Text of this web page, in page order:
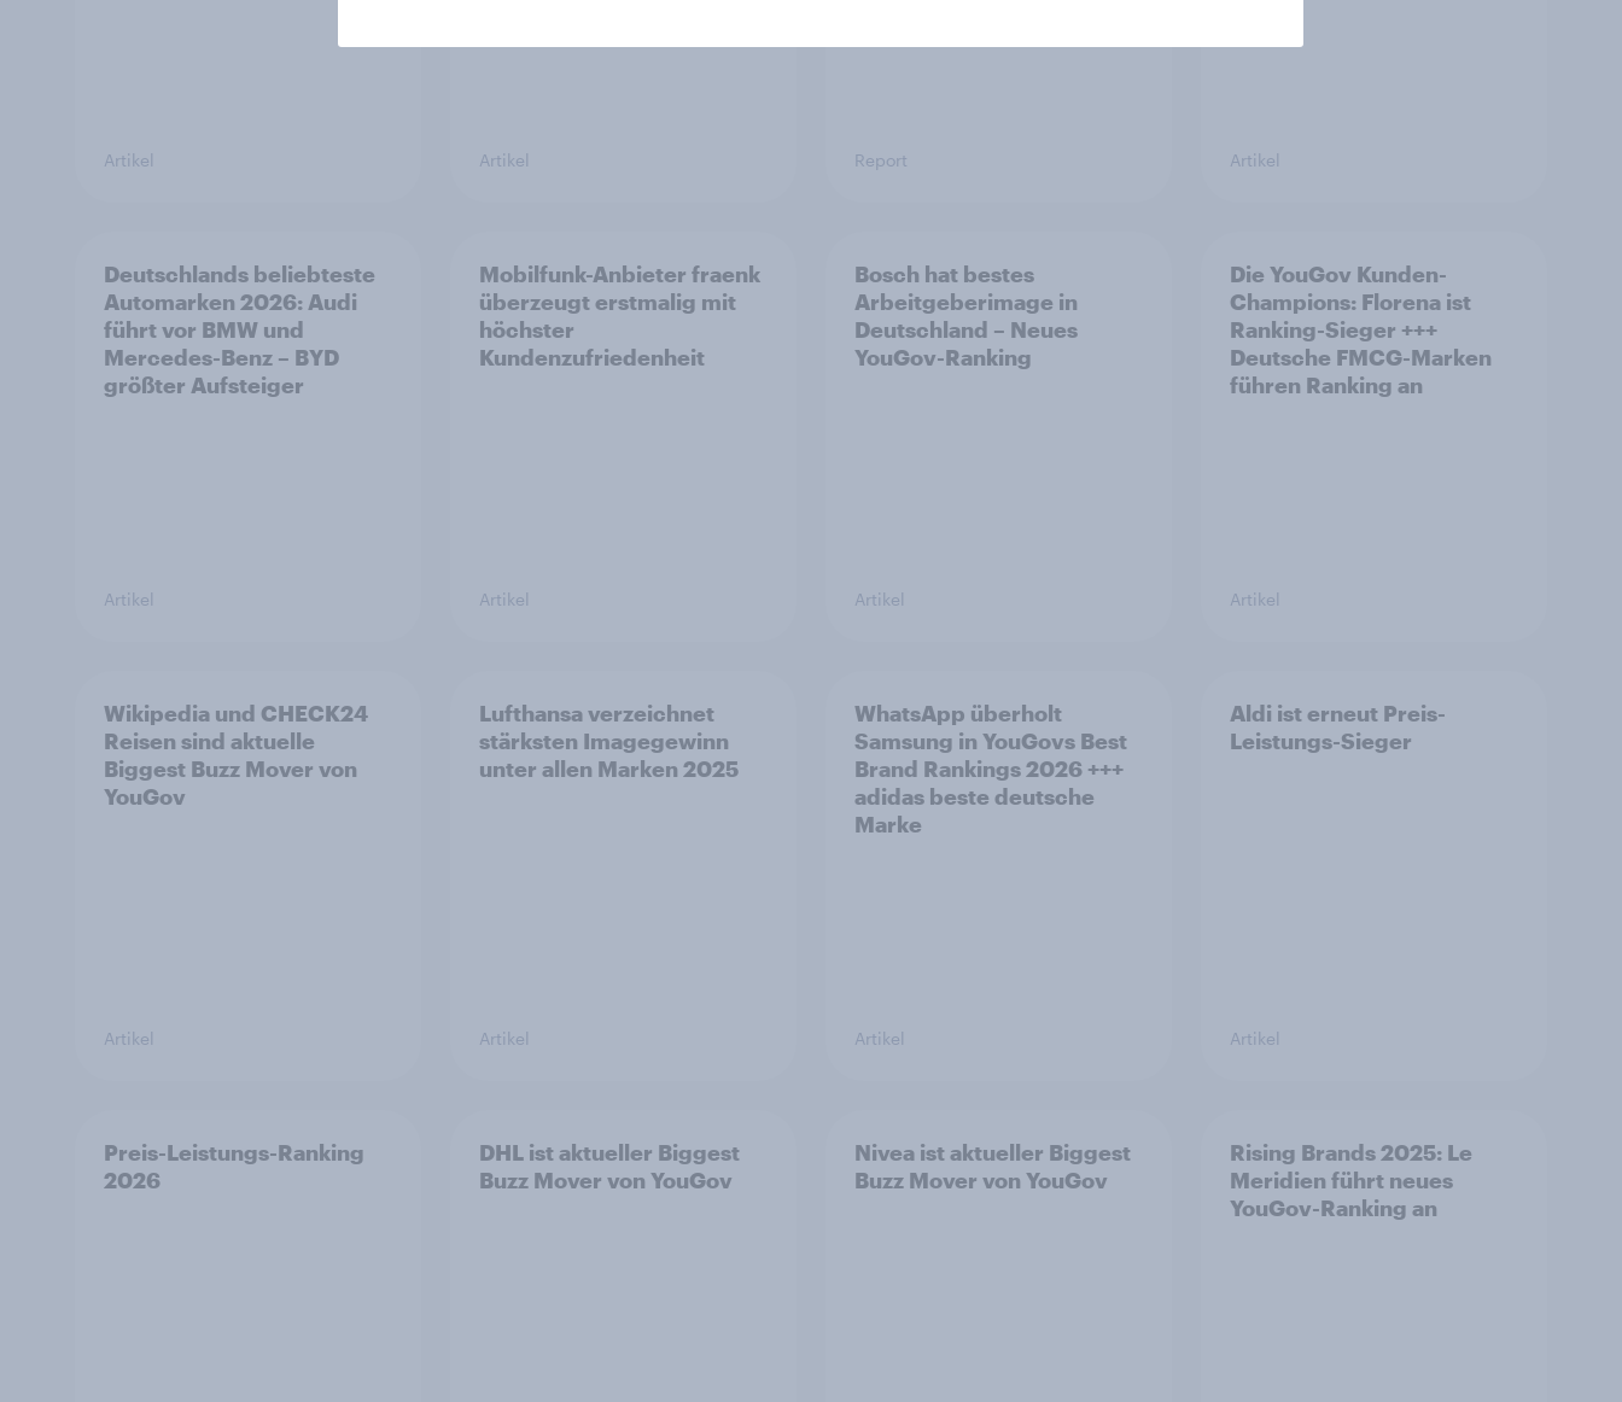
Artikel Artikel Report Artikel
Deutschlands beliebteste
Automarken 2026: Audi
führt vor BMW und
Mercedes-Benz – BYD
größter Aufsteiger
Artikel
Mobilfunk-Anbieter fraenk
überzeugt erstmalig mit
höchster
Kundenzufriedenheit
Artikel
Bosch hat bestes
Arbeitgeberimage in
Deutschland – Neues
YouGov-Ranking
Artikel
Die YouGov Kunden-
Champions: Florena ist
Ranking-Sieger +++
Deutsche FMCG-Marken
führen Ranking an
Artikel
Wikipedia und CHECK24
Reisen sind aktuelle
Biggest Buzz Mover von
YouGov
Artikel
Lufthansa verzeichnet
stärksten Imagegewinn
unter allen Marken 2025
Artikel
WhatsApp überholt
Samsung in YouGovs Best
Brand Rankings 2026 +++
adidas beste deutsche
Marke
Artikel
Aldi ist erneut Preis-
Leistungs-Sieger
Artikel
Preis-Leistungs-Ranking
2026
DHL ist aktueller Biggest
Buzz Mover von YouGov
Nivea ist aktueller Biggest
Buzz Mover von YouGov
Rising Brands 2025: Le
Meridien führt neues
YouGov-Ranking an